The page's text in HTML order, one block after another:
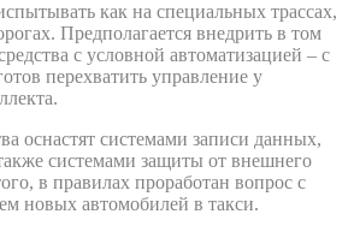
как на специальных трассах,
Предполагается внедрить в том
с условной автоматизацией – с
перехватить управление у
оснастят системами записи данных,
системами защиты от внешнего
в правилах проработан вопрос с
новых автомобилей в такси.